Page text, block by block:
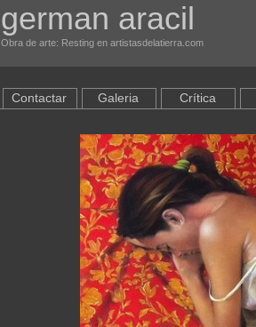
german aracil
Obra de arte: Resting en artistasdelatierra.com
Contactar Galeria Crítica